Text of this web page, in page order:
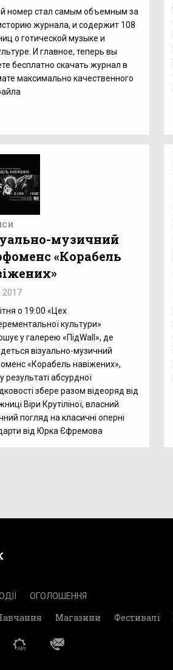
номер стал самым объемным за
журнала, и содержит 108
о готической музыке и
И главное, теперь вы
бесплатно скачать журнал в
максимально качественного
музичний
«Корабель
о 19:00 «Цех
культури»
у галерею «ПідWall», де
візуально-музичний
«Корабель навіжених»,
результаті абсурдної
збере разом відеоряд від
Віри Крутіліної, власний
погляд на класичні оперні
від Юрка Єфремова
ОГОЛОШЕННЯ
Магазини Фестивалі